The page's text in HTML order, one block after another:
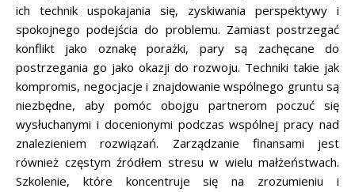
ich technik uspokajania się, zyskiwania perspektywy i
spokojnego podejścia do problemu. Zamiast postrzegać
konflikt jako oznakę porażki, pary są zachęcane do
postrzegania go jako okazji do rozwoju. Techniki takie jak
kompromis, negocjacje i znajdowanie wspólnego gruntu są
niezbędne, aby pomóc obojgu partnerom poczuć się
wysłuchanymi i docenionymi podczas wspólnej pracy nad
znalezieniem rozwiązań. Zarządzanie finansami jest
również częstym źródłem stresu w wielu małżeństwach.
Szkolenie, które koncentruje się na zrozumieniu i